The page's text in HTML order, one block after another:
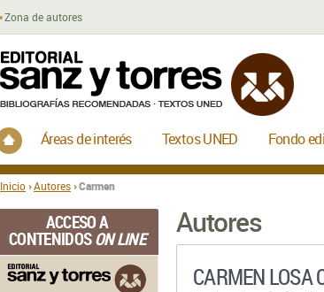
Inicio Autores Carmen
Inicio
Áreas de interés Textos UNED Fondo
Zona de autores
ACCESO A
CONTENIDOSON LINE Autores
CARMEN LOSA